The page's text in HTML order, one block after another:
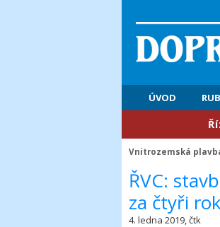
ÚVOD
​Řízení
Vnitrozemská
ŘVC:
za čtyři
4. ledna 2019, čtk